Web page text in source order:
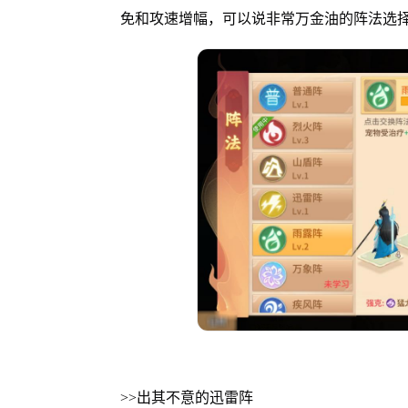
免和攻速增幅，可以说非常万金油的阵法选
>>出其不意的迅雷阵